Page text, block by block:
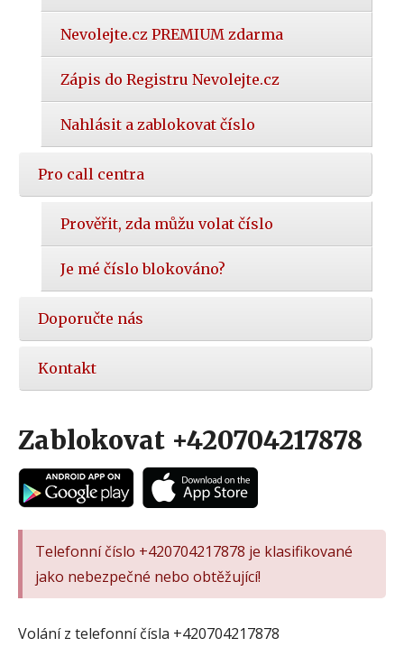
Nevolejte.cz PREMIUM zdarma
Zápis do Registru Nevolejte.cz
Nahlásit a zablokovat číslo
Pro call centra
Prověřit, zda můžu volat číslo
Je mé číslo blokováno?
Doporučte nás
Kontakt
Zablokovat +420704217878
Telefonní číslo +420704217878 je klasifikované
jako nebezpečné nebo obtěžující!
Volání z telefonní čísla +420704217878